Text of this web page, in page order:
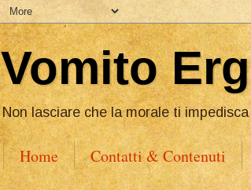
Vomito
Non lasciare che la morale ti
Home Contatti & Contenuti